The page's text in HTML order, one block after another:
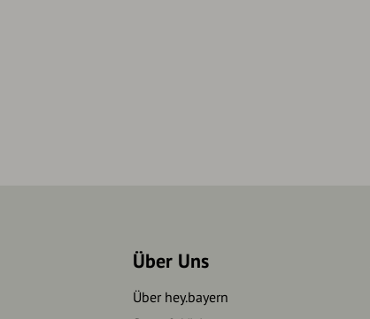
Über Uns
Über hey.bayern